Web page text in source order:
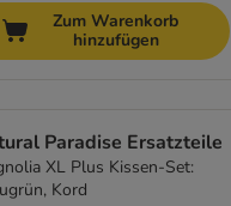
Zum Warenkorb
hinzufügen
Paradise Ersatzteile
XL Plus Kissen-Set:
Kord